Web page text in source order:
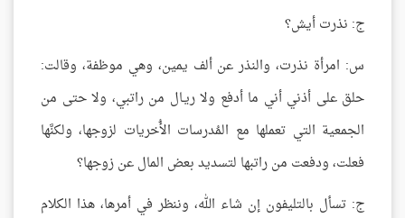
ج: نذرت أيش؟
س: امرأة نذرت، والنذر عن ألف يمين، وهي موظفة، وقالت:
حلق على أذني أني ما أدفع ولا ريـال من راتبي، ولا حتى من
الجمعية التي تعملها مع المُدرسات الأُخريات لزوجها، ولكنَّها
فعلت، ودفعت من راتبها لتسديد بعض المال عن زوجها؟
ج: تسأل بالتليفون إن شاء الله، وننظر في أمرها، هذا الكلام